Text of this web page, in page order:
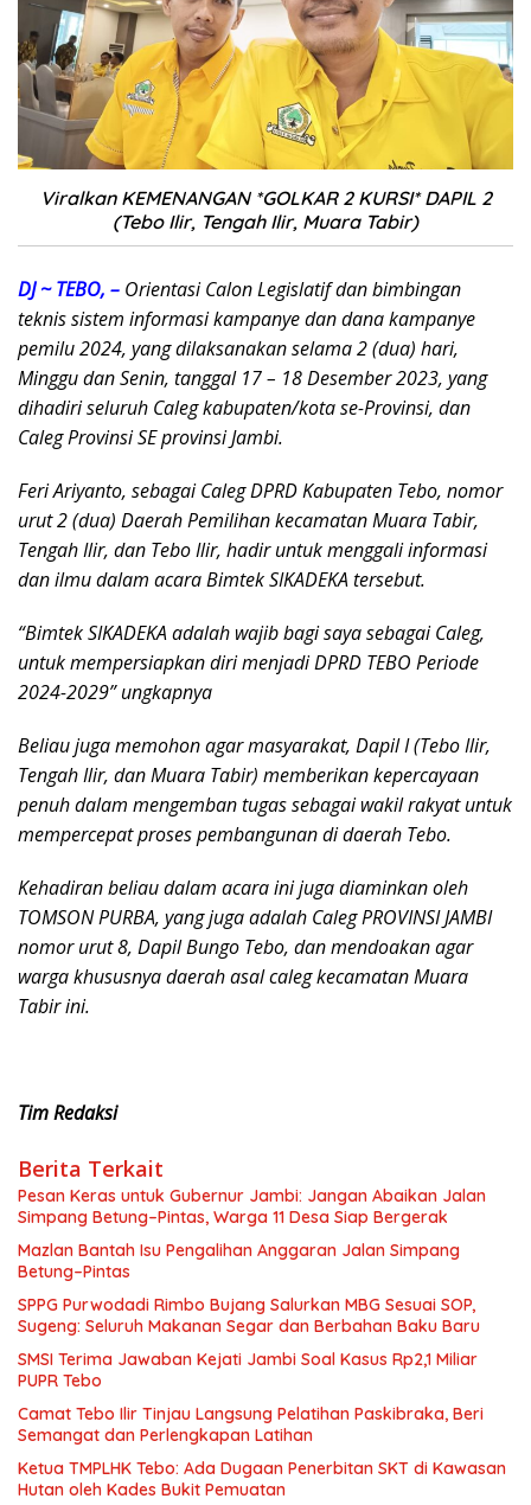
Viralkan KEMENANGAN *GOLKAR 2 KURSI* DAPIL 2
(Tebo Ilir, Tengah Ilir, Muara Tabir)
DJ ~ TEBO, – Orientasi Calon Legislatif dan bimbingan
teknis sistem informasi kampanye dan dana kampanye
pemilu 2024, yang dilaksanakan selama 2 (dua) hari,
Minggu dan Senin, tanggal 17 – 18 Desember 2023, yang
dihadiri seluruh Caleg kabupaten/kota se-Provinsi, dan
Caleg Provinsi SE provinsi Jambi.
Feri Ariyanto, sebagai Caleg DPRD Kabupaten Tebo, nomor
urut 2 (dua) Daerah Pemilihan kecamatan Muara Tabir,
Tengah Ilir, dan Tebo Ilir, hadir untuk menggali informasi
dan ilmu dalam acara Bimtek SIKADEKA tersebut.
“Bimtek SIKADEKA adalah wajib bagi saya sebagai Caleg,
untuk mempersiapkan diri menjadi DPRD TEBO Periode
2024-2029” ungkapnya
Beliau juga memohon agar masyarakat, Dapil I (Tebo Ilir,
Tengah Ilir, dan Muara Tabir) memberikan kepercayaan
penuh dalam mengemban tugas sebagai wakil rakyat untuk
mempercepat proses pembangunan di daerah Tebo.
Kehadiran beliau dalam acara ini juga diaminkan oleh
TOMSON PURBA, yang juga adalah Caleg PROVINSI JAMBI
nomor urut 8, Dapil Bungo Tebo, dan mendoakan agar
warga khususnya daerah asal caleg kecamatan Muara
Tabir ini.
Tim Redaksi
Berita Terkait
Pesan Keras untuk Gubernur Jambi: Jangan Abaikan Jalan
Simpang Betung–Pintas, Warga 11 Desa Siap Bergerak
Mazlan Bantah Isu Pengalihan Anggaran Jalan Simpang
Betung–Pintas
SPPG Purwodadi Rimbo Bujang Salurkan MBG Sesuai SOP,
Sugeng: Seluruh Makanan Segar dan Berbahan Baku Baru
SMSI Terima Jawaban Kejati Jambi Soal Kasus Rp2,1 Miliar
PUPR Tebo
Camat Tebo Ilir Tinjau Langsung Pelatihan Paskibraka, Beri
Semangat dan Perlengkapan Latihan
Ketua TMPLHK Tebo: Ada Dugaan Penerbitan SKT di Kawasan
Hutan oleh Kades Bukit Pemuatan